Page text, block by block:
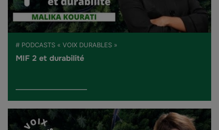
# PODCASTS « VOIX DURABLES »
MIF 2 et durabilité